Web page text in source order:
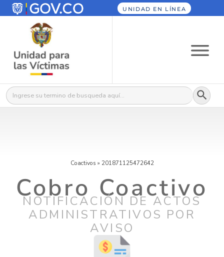
UNIDAD EN LÍNEA
Buscar: Botón
Coactivos » 201871125472642
Cobro Coactivo
NOTIFICACIÓN DE ACTOS
ADMINISTRATIVOS POR
AVISO